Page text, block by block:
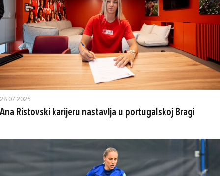
28.07.2026.
Ana Ristovski karijeru nastavlja u portugalskoj Bragi